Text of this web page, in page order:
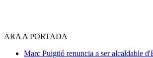
ARA A PORTADA
Marc Puigtió renuncia a ser alcaldable